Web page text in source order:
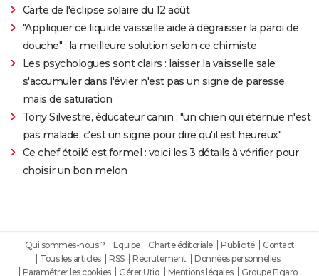
Carte de l'éclipse solaire du 12 août
"Appliquer ce liquide vaisselle aide à dégraisser la paroi de
douche" : la meilleure solution selon ce chimiste
Les psychologues sont clairs : laisser la vaisselle sale
s'accumuler dans l'évier n'est pas un signe de paresse,
mais de saturation
Tony Silvestre, éducateur canin : "un chien qui éternue n'est
pas malade, c'est un signe pour dire qu'il est heureux"
Ce chef étoilé est formel : voici les 3 détails à vérifier pour
choisir un bon melon
Qui sommes-nous ? Equipe Charte éditoriale Publicité
Contact
Tous les articles
RSS Recrutement
Données personnelles
Paramétrer les cookies
Gérer Utiq Mentions légales Groupe Figaro